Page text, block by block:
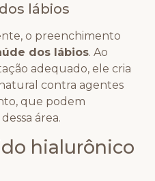
lábios
o preenchimento
dos lábios. Ao
adequado, ele cria
contra agentes
que podem
área.
hialurônico